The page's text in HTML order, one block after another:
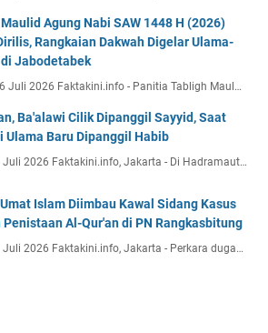
Agung Nabi SAW 1448 H (2026)
Rangkaian Dakwah Digelar Ulama-
Jabodetabek
Juli 2026 Faktakini.info - Panitia Tabligh Maul…
Ba'alawi Cilik Dipanggil Sayyid, Saat
Ulama Baru Dipanggil Habib
Juli 2026 Faktakini.info, Jakarta - Di Hadramaut…
Islam Diimbau Kawal Sidang Kasus
Penistaan Al-Qur'an di PN Rangkasbitung
Juli 2026 Faktakini.info, Jakarta - Perkara duga…